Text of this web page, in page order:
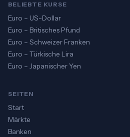
BELIEBTE KURSE
Euro – US-Dollar
Euro – Britisches Pfund
Euro – Schweizer Franken
Euro – Türkische Lira
Euro – Japanischer Yen
SEITEN
Start
Märkte
Banken